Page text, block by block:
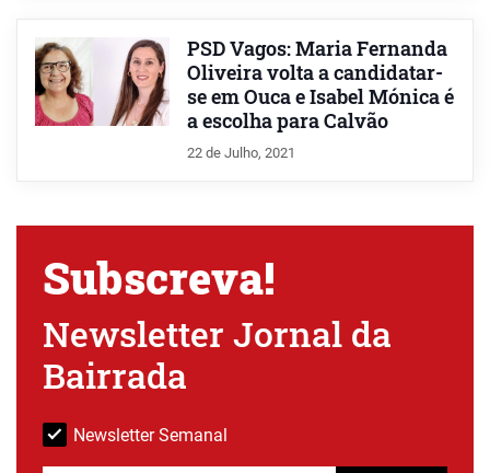
PSD Vagos: Maria Fernanda
Oliveira volta a candidatar-
se em Ouca e Isabel Mónica é
a escolha para Calvão
22 de Julho, 2021
Subscreva!
Newsletter Jornal da
Bairrada
Newsletter Semanal